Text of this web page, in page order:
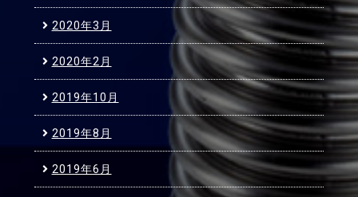
2020年3月
2020年2月
2019年10月
2019年8月
2019年6月